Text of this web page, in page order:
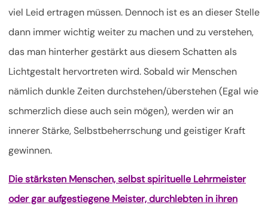
viel Leid ertragen müssen. Dennoch ist es an dieser Stelle
dann immer wichtig weiter zu machen und zu verstehen,
das man hinterher gestärkt aus diesem Schatten als
Lichtgestalt hervortreten wird. Sobald wir Menschen
nämlich dunkle Zeiten durchstehen/überstehen (Egal wie
schmerzlich diese auch sein mögen), werden wir an
innerer Stärke, Selbstbeherrschung und geistiger Kraft
gewinnen.
Die stärksten Menschen, selbst spirituelle Lehrmeister
oder gar aufgestiegene Meister, durchlebten in ihren